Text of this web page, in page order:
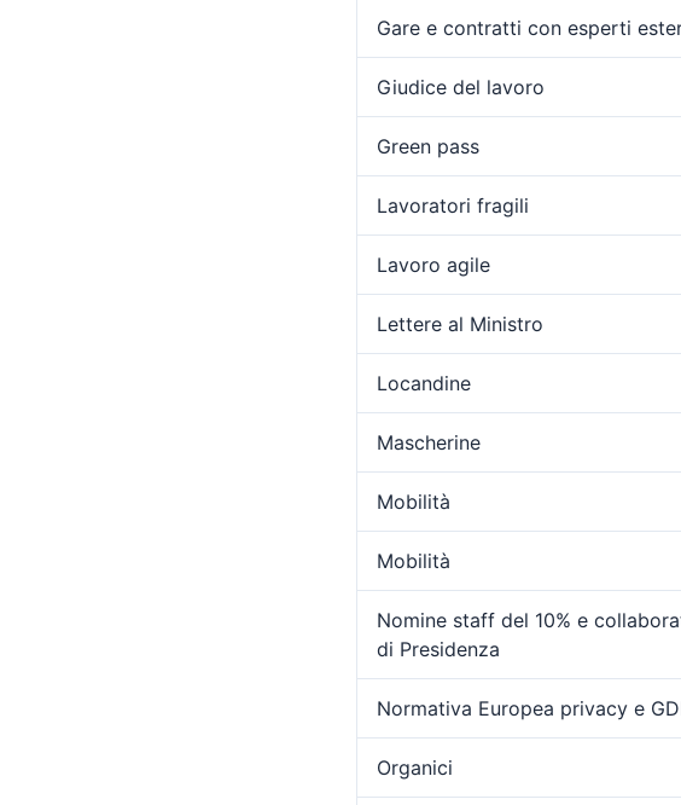
Gare e contratti con esperti
Giudice del lavoro
Green pass
Lavoratori fragili
Lavoro agile
Lettere al Ministro
Locandine
Mascherine
Mobilità
Mobilità
Nomine staff del 10% e
di Presidenza
Normativa Europea privacy e
Organici